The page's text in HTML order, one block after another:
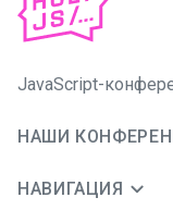
JavaScript-
НАШИ
НАВИГАЦИЯ